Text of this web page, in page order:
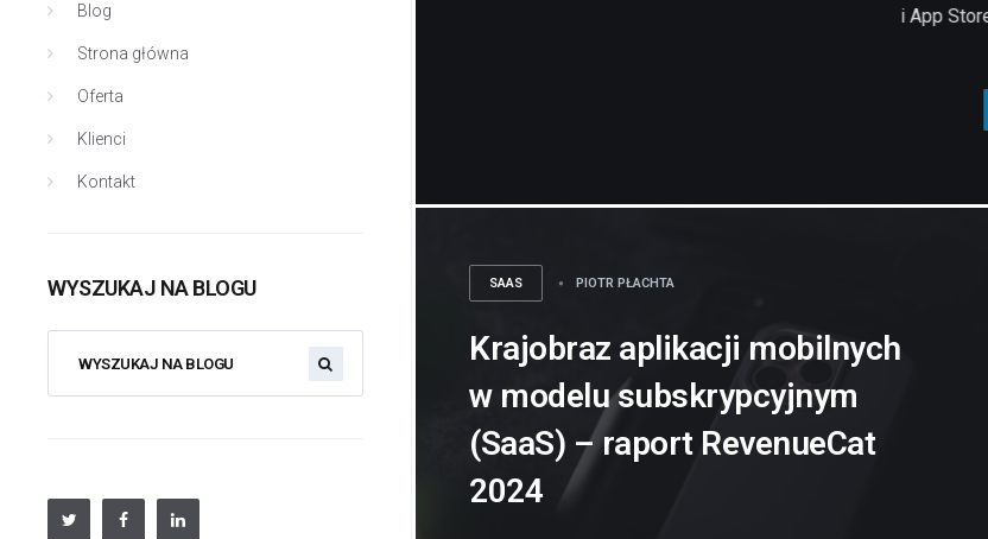
Blog
Strona główna
Oferta
Klienci
Kontakt
WYSZUKAJ NA BLOGU
i App
SAAS PIOTR PŁACHTA
Krajobraz aplikacji mobilnych
w modelu subskrypcyjnym
(SaaS) – raport RevenueCat
2024